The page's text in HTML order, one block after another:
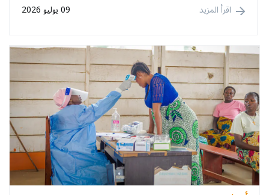
09 يوليو 2026 اقرأ المزيد